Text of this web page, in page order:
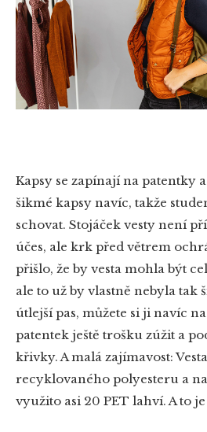
Kapsy se zapínají na patentky
šikmé kapsy navíc, takže
schovat. Stojáček vesty není
účes, ale krk před větrem
přišlo, že by vesta mohla být
ale to už by vlastně nebyla tak
útlejší pas, můžete si ji navíc
patentek ještě trošku zúžit a
křivky. A malá zajímavost:
recyklovaného polyesteru a
využito asi 20 PET lahví. A to